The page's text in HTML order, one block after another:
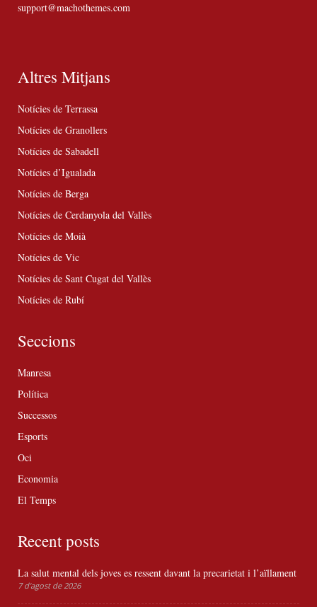
support@machothemes.com
Altres Mitjans
Notícies de Terrassa
Notícies de Granollers
Notícies de Sabadell
Notícies d’Igualada
Notícies de Berga
Notícies de Cerdanyola del Vallès
Notícies de Moià
Notícies de Vic
Notícies de Sant Cugat del Vallès
Notícies de Rubí
Seccions
Manresa
Política
Successos
Esports
Oci
Economia
El Temps
Recent posts
La salut mental dels joves es ressent davant la precarietat i l’aïllament
7 d'agost de 2026